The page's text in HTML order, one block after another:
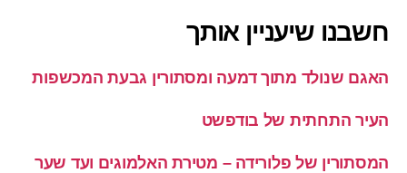
חשבנו שיעניין אותך
האגם שנולד מתוך דמעה ומסתורין גבעת המכשפות
העיר התחתית של בודפשט
המסתורין של פלורידה – מטירת האלמוגים ועד שער